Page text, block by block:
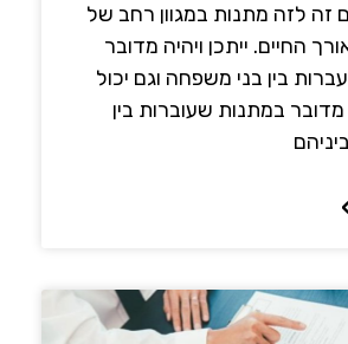
זה לזה מתנות במגוון רחב של
החיים. ייתכן ויהיה מדובר
בין בני משפחה וגם יכול
מדובר במתנות שעוברות בין